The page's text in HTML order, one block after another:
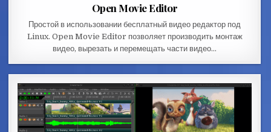
Open Movie Editor
Простой в использовании бесплатный видео редактор под
Linux. Open Movie Editor позволяет производить монтаж
видео, вырезать и перемещать части видео…